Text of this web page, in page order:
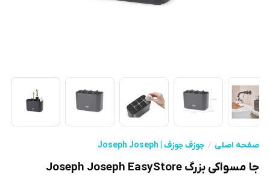
صفحه اصلی جوزف جوزف | Joseph Joseph
جا مسواکی بزرگ Joseph Joseph EasyStore